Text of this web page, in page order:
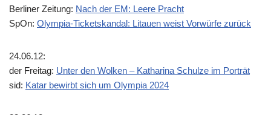
Berliner Zeitung: Nach der EM: Leere Pracht
SpOn: Olympia-Ticketskandal: Litauen weist Vorwürfe zurück
24.06.12:
der Freitag: Unter den Wolken – Katharina Schulze im Porträt
sid: Katar bewirbt sich um Olympia 2024